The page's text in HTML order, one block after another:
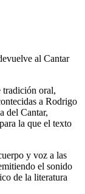
al Cantar
tradición oral,
a Rodrigo
del Cantar,
la que el texto
y voz a las
el sonido
de la literatura